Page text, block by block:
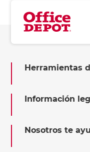
Herramientas
Información
Nosotros te